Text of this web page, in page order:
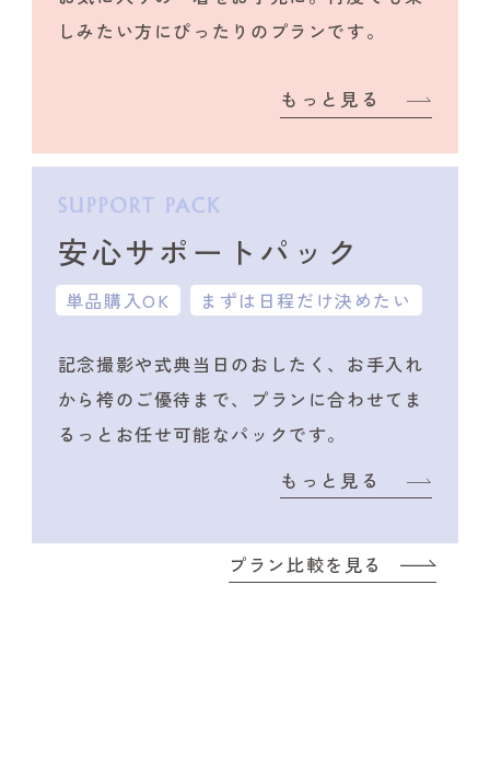
しみたい方にぴったりのプランです。
もっと見る
安心サポートパック
単品購入OK まずは日程だけ決めたい
記念撮影や式典当日のおしたく、 お手入れ
から袴のご優待まで、プランに合わせて ま
るっとお任せ可能なパックです。
もっと見る
プラン比較を見る